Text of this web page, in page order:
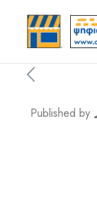
Published by